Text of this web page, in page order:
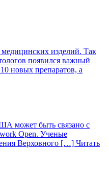
изделий. Так
появился важный
новых препаратов, а
может быть связано с
Open. Ученые
Верховного […] Читать